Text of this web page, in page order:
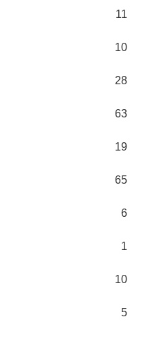
11
10
28
63
19
65
6
1
10
5